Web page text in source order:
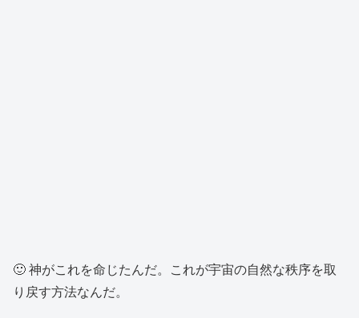
🙂 神がこれを命じたんだ。これが宇宙の自然な秩序を取
り戻す方法なんだ。